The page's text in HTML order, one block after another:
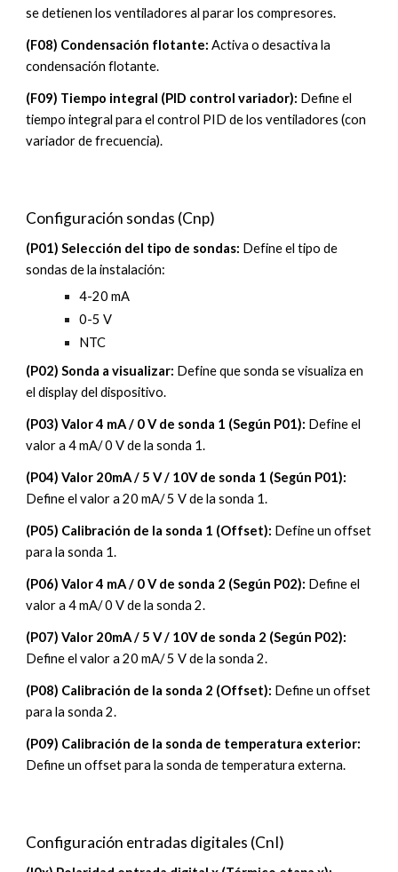
se detienen los ventiladores al parar los compresores.
(F08) Condensación flotante:Activa o desactiva la
condensación flotante.
(F09) Tiempo integral (PID control variador): Define el
tiempo integral para el control PID de los ventiladores (con
variador de frecuencia).
Configuración sondas (Cnp)
(P01) Selección del tipo de sondas: Define el tipo de
sondas de la instalación:
4-20 mA
0-5 V
NTC
(P02)Sonda a visualizar: Define que sonda se visualiza en
el display del dispositivo.
(P03)Valor 4 mA / 0 V de sonda 1 (Según P01): Define el
valor a 4 mA/ 0 V de la sonda 1.
(P04)Valor 20mA / 5 V / 10V de sonda 1 (Según P01):
Define el valor a20 mA/5 V de la sonda 1.
(P05) Calibración de la sonda 1 (Offset): Define un offset
para la sonda 1.
(P06)Valor 4 mA / 0 V de sonda 2 (Según P02): Define el
valor a 4 mA/ 0 V de la sonda2.
(P07)Valor 20mA / 5 V / 10V de sonda 2 (Según P02):
Define el valor a 20 mA/ 5 V de la sonda2.
(P08) Calibración de la sonda 2 (Offset): Define un offset
para la sonda2.
(P09) Calibración de la sonda de temperatura exterior:
Define un offset para la sondade temperatura externa.
Configuración entradas digitales (CnI)